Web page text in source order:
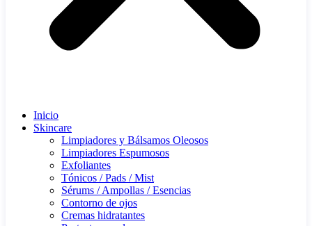
Inicio
Skincare
Limpiadores y Bálsamos Oleosos
Limpiadores Espumosos
Exfoliantes
Tónicos / Pads / Mist
Sérums / Ampollas / Esencias
Contorno de ojos
Cremas hidratantes